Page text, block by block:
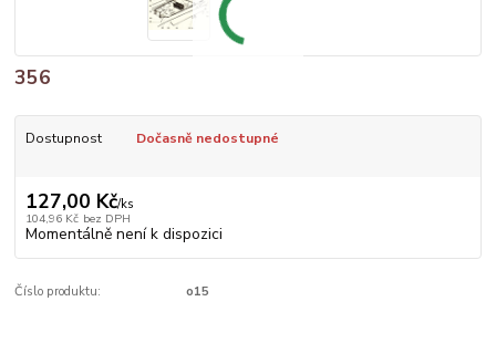
356
Dostupnost Dočasně nedostupné
127,00 Kč/ks
104,96 Kč bez DPH
Momentálně není k dispozici
Číslo produktu: o15